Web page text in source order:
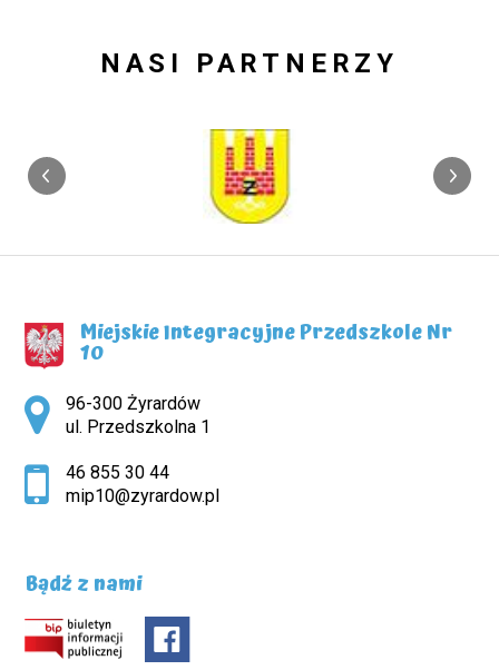
NASI PARTNERZY
Miejskie Integracyjne Przedszkole Nr
10
Adres pocztowy:
96-300 Żyrardów
ul. Przedszkolna 1
46 855 30 44
mip10@zyrardow.pl
Bądź z nami